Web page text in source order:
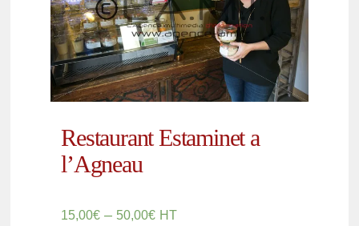
Restaurant Estaminet a
l’Agneau
15,00€ – 50,00€ HT